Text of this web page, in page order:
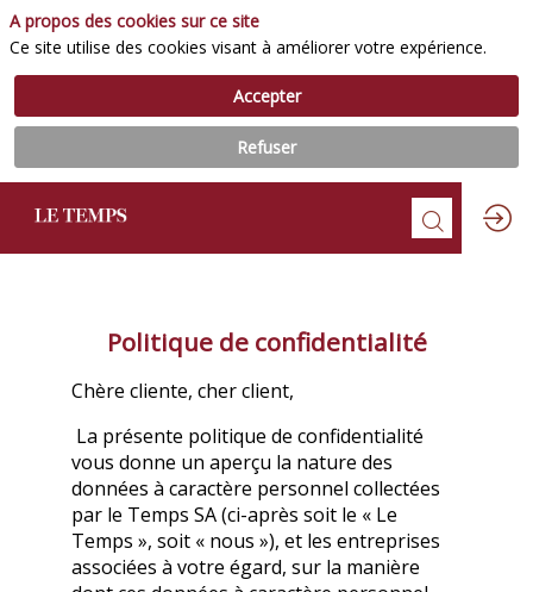
Politique de confidentialité
Chère cliente, cher client,
La présente politique de confidentialité
vous donne un aperçu la nature des
données à caractère personnel collectées
par le Temps SA (ci-après soit le « Le
Temps », soit « nous »), et les entreprises
associées à votre égard, sur la manière
A propos des cookies sur ce site
Ce site utilise des cookies visant à améliorer votre expérience.
Accepter
Refuser